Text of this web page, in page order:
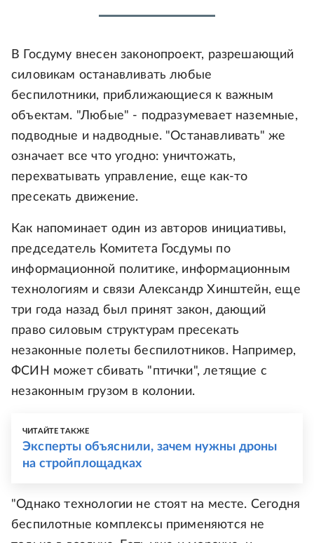
В Госдуму внесен законопроект, разрешающий
силовикам останавливать любые
беспилотники, приближающиеся к важным
объектам. "Любые" - подразумевает наземные,
подводные и надводные. "Останавливать" же
означает все что угодно: уничтожать,
перехватывать управление, еще как-то
пресекать движение.
Как напоминает один из авторов инициативы,
председатель Комитета Госдумы по
информационной политике, информационным
технологиям и связи Александр Хинштейн, еще
три года назад был принят закон, дающий
право силовым структурам пресекать
незаконные полеты беспилотников. Например,
ФСИН может сбивать "птички", летящие с
незаконным грузом в колонии.
ЧИТАЙТЕ ТАКЖЕ
Эксперты объяснили, зачем нужны дроны
на стройплощадках
"Однако технологии не стоят на месте. Сегодня
беспилотные комплексы применяются не